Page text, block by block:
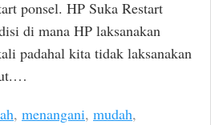
ponsel. HP Suka Restart
di mana HP laksanakan
padahal kita tidak laksanakan
, menangani, mudah,